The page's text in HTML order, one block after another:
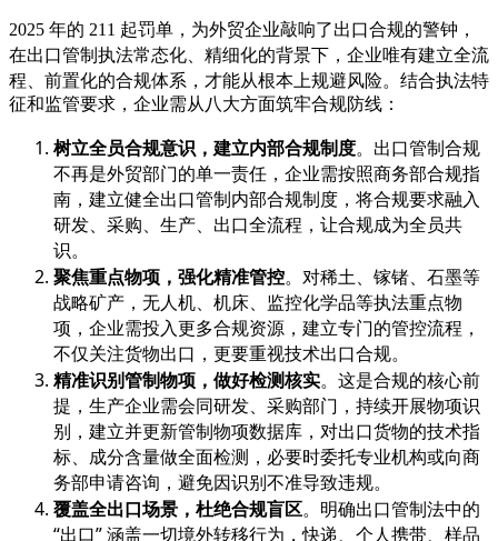
2025 年的 211 起罚单，为外贸企业敲响了出口合规的警钟，
在出口管制执法常态化、精细化的背景下，企业唯有建立全流
程、前置化的合规体系，才能从根本上规避风险。结合执法特
征和监管要求，企业需从八大方面筑牢合规防线：
树立全员合规意识，建立内部合规制度。出口管制合规
不再是外贸部门的单一责任，企业需按照商务部合规指
南，建立健全出口管制内部合规制度，将合规要求融入
研发、采购、生产、出口全流程，让合规成为全员共
识。
聚焦重点物项，强化精准管控。对稀土、镓锗、石墨等
战略矿产，无人机、机床、监控化学品等执法重点物
项，企业需投入更多合规资源，建立专门的管控流程，
不仅关注货物出口，更要重视技术出口合规。
精准识别管制物项，做好检测核实。这是合规的核心前
提，生产企业需会同研发、采购部门，持续开展物项识
别，建立并更新管制物项数据库，对出口货物的技术指
标、成分含量做全面检测，必要时委托专业机构或向商
务部申请咨询，避免因识别不准导致违规。
覆盖全出口场景，杜绝合规盲区。明确出口管制法中的
“出口” 涵盖一切境外转移行为，快递、个人携带、样品